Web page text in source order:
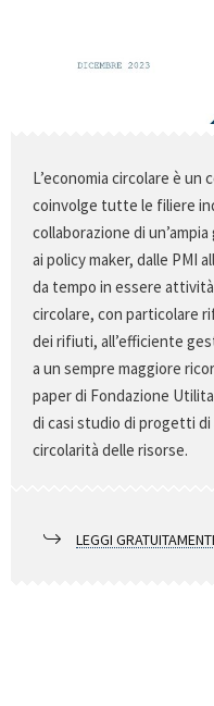
L’economia circolare è
coinvolge tutte le filiere
collaborazione di
ai policy maker, dalle PMI
da tempo in essere
circolare, con particolare
dei rifiuti, all’efficiente
a un sempre maggiore
paper di Fondazione
di casi studio di progetti
circolarità delle risorse.
LEGGI